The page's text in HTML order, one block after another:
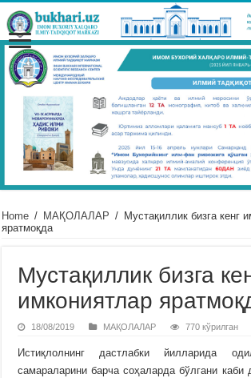
Home / МАҚОЛАЛАР / Мустақиллик бизга кенг
яратмоқда
Мустақиллик бизга
имкониятлар
18/08/2019 МАҚОЛАЛАР 770 кўрилган
Истиқлолнинг дастлабки йилларида
самараларини барча соҳаларда бўлгани каби